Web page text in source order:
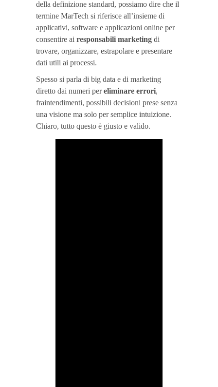
della definizione standard, possiamo dire che il
termine MarTech si riferisce all’insieme di
applicativi, software e applicazioni online per
consentire ai responsabili marketing di
trovare, organizzare, estrapolare e presentare
dati utili ai processi.
Spesso si parla di big data e di marketing
diretto dai numeri pereliminare errori,
fraintendimenti, possibili decisioni prese senza
una visione ma solo per semplice intuizione.
Chiaro, tutto questo è giusto e valido.